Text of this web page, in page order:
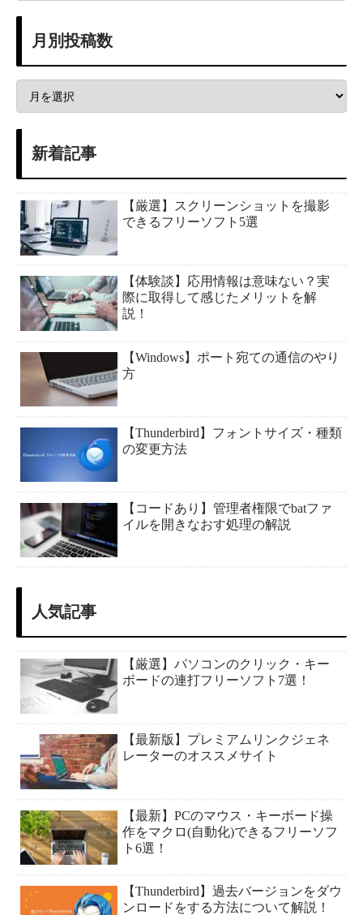
月別投稿数
新着記事
【厳選】スクリーンショットを撮影
できるフリーソフト5選
【体験談】応用情報は意味ない？実
際に取得して感じたメリットを解
説！
【Windows】ポート宛ての通信のやり
方
【Thunderbird】フォントサイズ・種類
の変更方法
【コードあり】管理者権限でbatファ
イルを開きなおす処理の解説
人気記事
【厳選】パソコンのクリック・キー
ボードの連打フリーソフト7選！
【最新版】プレミアムリンクジェネ
レーターのオススメサイト
【最新】PCのマウス・キーボード操
作をマクロ(自動化)できるフリーソフ
ト6選！
【Thunderbird】過去バージョンをダウ
ンロードをする方法について解説！